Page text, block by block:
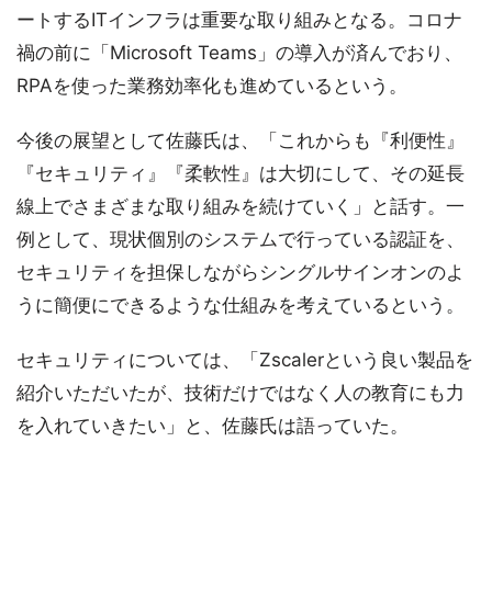
ートするITインフラは重要な取り組みとなる。コロナ
禍の前に「Microsoft Teams」の導入が済んでおり、
RPAを使った業務効率化も進めているという。
今後の展望として佐藤氏は、「これからも『利便性』
『セキュリティ』『柔軟性』は大切にして、その延長
線上でさまざまな取り組みを続けていく」と話す。一
例として、現状個別のシステムで行っている認証を、
セキュリティを担保しながらシングルサインオンのよ
うに簡便にできるような仕組みを考えているという。
セキュリティについては、「Zscalerという良い製品を
紹介いただいたが、技術だけではなく人の教育にも力
を入れていきたい」と、佐藤氏は語っていた。